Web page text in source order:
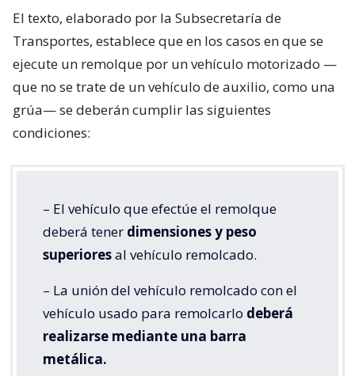
El texto, elaborado por la Subsecretaría de
Transportes, establece que en los casos en que se
ejecute un remolque por un vehículo motorizado —
que no se trate de un vehículo de auxilio, como una
grúa— se deberán cumplir las siguientes
condiciones:
– El vehículo que efectúe el remolque
deberá tener dimensiones y peso
superioresal vehículo remolcado.
– La unión del vehículo remolcado con el
vehículo usado para remolcarlo deberá
realizarse mediante una barra
metálica.